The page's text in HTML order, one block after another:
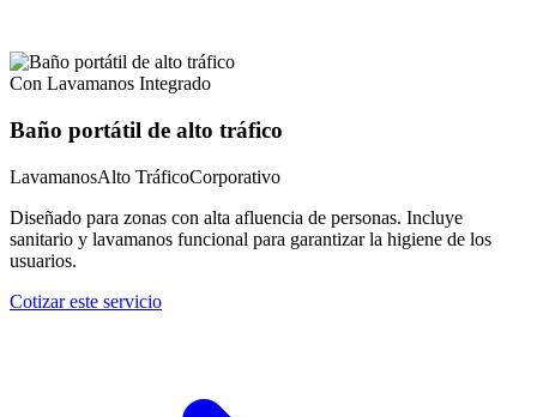
Con Lavamanos Integrado
Baño portátil de alto tráfico
LavamanosAlto TráficoCorporativo
Diseñado para zonas con alta afluencia de personas. Incluye
sanitario y lavamanos funcional para garantizar la higiene de los
usuarios.
Cotizar este servicio